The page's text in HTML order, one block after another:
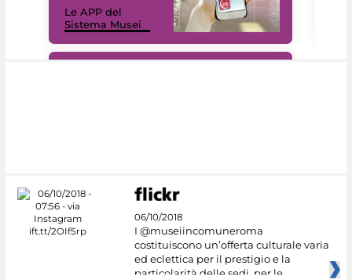
Le APP del
Sistema Musei
06/10/2018
I @museiincomuneroma
costituiscono un’offerta culturale varia
ed eclettica per il prestigio e la
particolarità delle sedi, per le